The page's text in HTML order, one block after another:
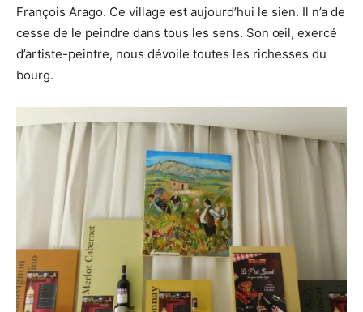
François Arago. Ce village est aujourd’hui le sien. Il n’a de
cesse de le peindre dans tous les sens. Son œil, exercé
d’artiste-peintre, nous dévoile toutes les richesses du
bourg.